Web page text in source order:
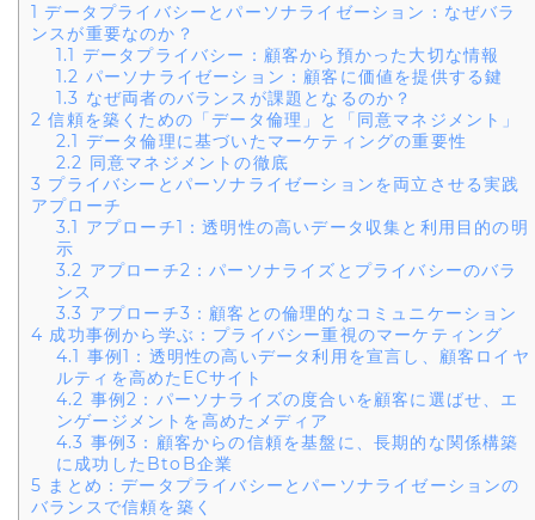
1 データプライバシーとパーソナライゼーション：なぜバラ
ンスが重要なのか？
1.1 データプライバシー：顧客から預かった大切な情報
1.2 パーソナライゼーション：顧客に価値を提供する鍵
1.3 なぜ両者のバランスが課題となるのか？
2 信頼を築くための「データ倫理」と「同意マネジメント」
2.1 データ倫理に基づいたマーケティングの重要性
2.2 同意マネジメントの徹底
3 プライバシーとパーソナライゼーションを両立させる実践
アプローチ
3.1 アプローチ1：透明性の高いデータ収集と利用目的の明
示
3.2 アプローチ2：パーソナライズとプライバシーのバラ
ンス
3.3 アプローチ3：顧客との倫理的なコミュニケーション
4 成功事例から学ぶ：プライバシー重視のマーケティング
4.1 事例1：透明性の高いデータ利用を宣言し、顧客ロイヤ
ルティを高めたECサイト
4.2 事例2：パーソナライズの度合いを顧客に選ばせ、エ
ンゲージメントを高めたメディア
4.3 事例3：顧客からの信頼を基盤に、長期的な関係構築
に成功したBtoB企業
5 まとめ：データプライバシーとパーソナライゼーションの
バランスで信頼を築く